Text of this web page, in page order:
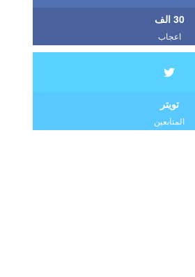
30 الف
اعجاب
تويتر
المتابعين